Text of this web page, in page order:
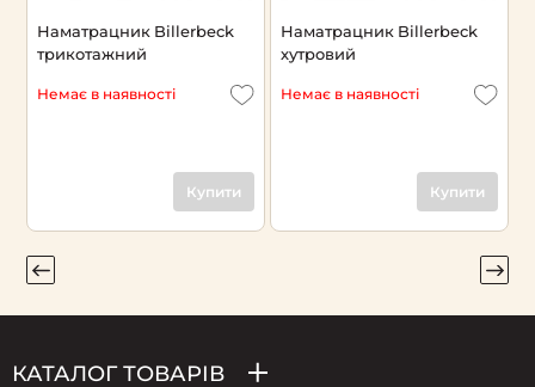
Наматрацник Billerbeck
трикотажний
Немає в наявності
Купити
Наматрацник Billerbeck
хутровий
Немає в наявності
Купити
КАТАЛОГ ТОВАРІВ